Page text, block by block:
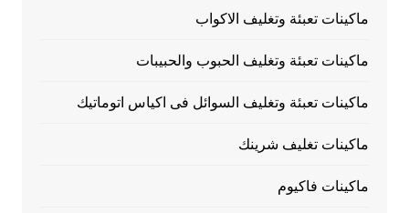
ماكينات تعبئة وتغليف الاكواب
ماكينات تعبئة وتغليف الحبوب والحبيبات
ماكينات تعبئة وتغليف السوائل فى اكياس اتوماتيك
ماكينات تغليف شرينك
ماكينات فاكيوم